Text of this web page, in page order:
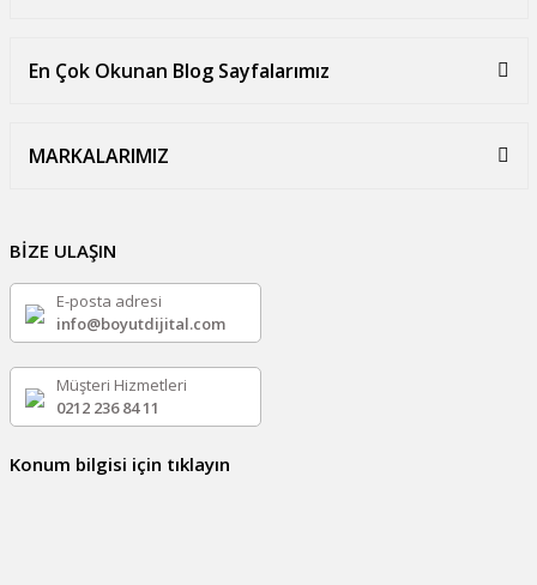
En Çok Okunan Blog Sayfalarımız
MARKALARIMIZ
BİZE ULAŞIN
E-posta adresi
info@boyutdijital.com
Müşteri Hizmetleri
0212 236 84 11
Konum bilgisi için tıklayın